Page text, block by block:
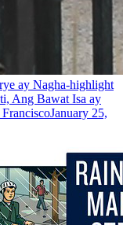
ay Nagha-highlight
Ang Bawat Isa ay
January 25,